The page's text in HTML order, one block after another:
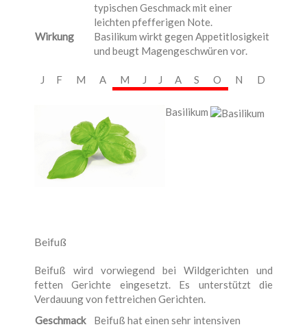
typischen Geschmack mit einer
leichten pfefferigen Note.
Wirkung
Basilikum wirkt gegen Appetitlosigkeit
und beugt Magengeschwüren vor.
J F M A M J J A S O N D
Basilikum
Beifuß
Beifuß wird vorwiegend bei Wildgerichten und
fetten Gerichte eingesetzt. Es unterstützt die
Verdauung von fettreichen Gerichten.
Geschmack
Beifuß hat einen sehr intensiven